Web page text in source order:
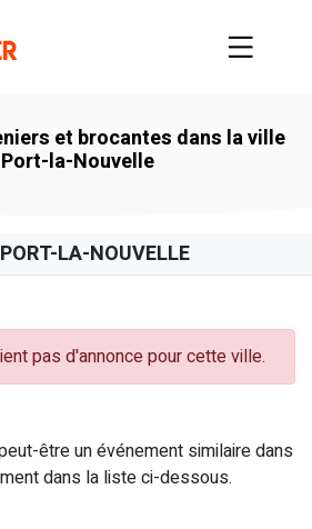
et brocantes dans la ville
la-Nouvelle
LA-NOUVELLE
pas d'annonce pour cette ville.
être un événement similaire dans
dans la liste ci-dessous.